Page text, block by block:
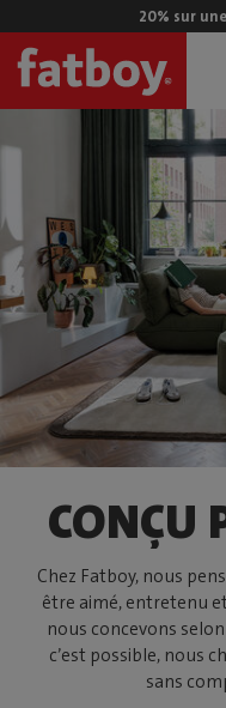
20% sur
CONÇU
Chez Fatboy, nous
être aimé, entretenu
nous concevons
c’est possible, nous
sans